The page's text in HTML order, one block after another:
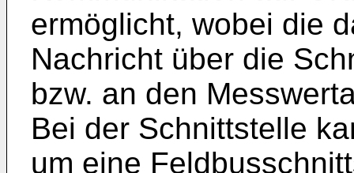
ermöglicht, wobei die
Nachricht über die
bzw. an den
Bei der Schnittstelle
um eine